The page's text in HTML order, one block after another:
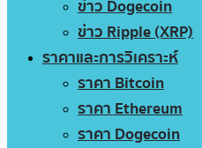
ข่าว Dogecoin
ข่าว Ripple (XRP)
ราคาและการวิเคราะห์
ราคา Bitcoin
ราคา Ethereum
ราคา Dogecoin